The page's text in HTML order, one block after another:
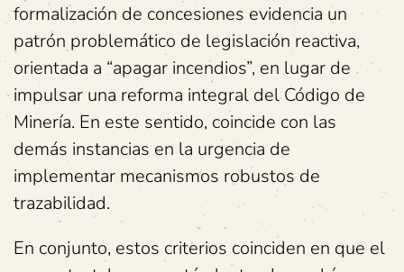
formalización de concesiones evidencia un
patrón problemático de legislación reactiva,
orientada a “apagar incendios”, en lugar de
impulsar una reforma integral del Código de
Minería. En este sentido, coincide con las
demás instancias en la urgencia de
implementar mecanismos robustos de
trazabilidad.
En conjunto, estos criterios coinciden en que el